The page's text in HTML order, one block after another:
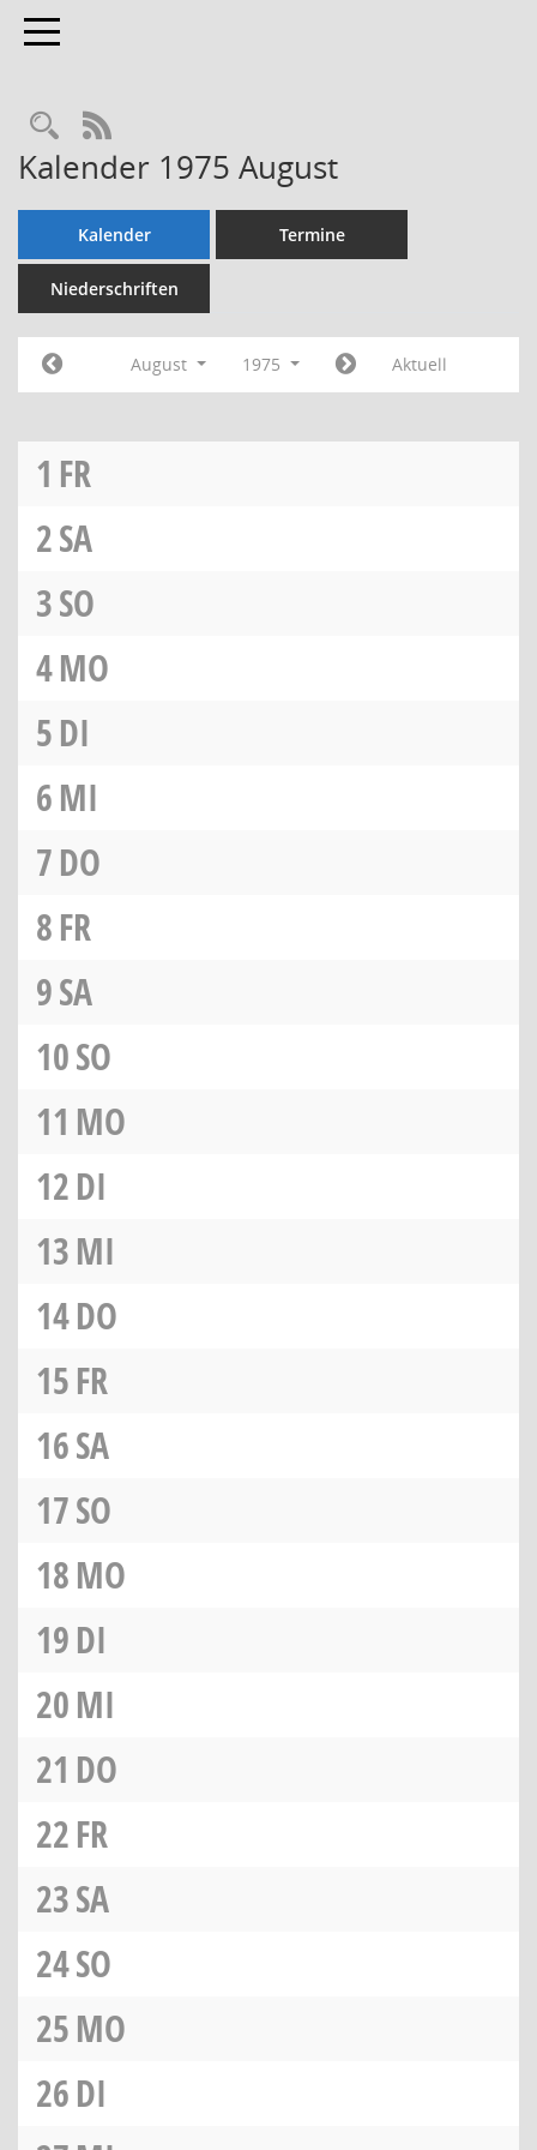
Toggle navigation
Rechercheauswahl
RSS-Feed
Kalender 1975 August
Kalender Termine
Niederschriften
August 1975 Aktuell
1 FR
2SA
3SO
4MO
5DI
6MI
7DO
8FR
9SA
10SO
11 MO
12DI
13MI
14DO
15FR
16SA
17SO
18MO
19DI
20MI
21 DO
22FR
23SA
24SO
25MO
26DI